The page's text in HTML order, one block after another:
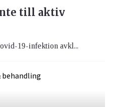
till aktiv
19-infektion avkl...